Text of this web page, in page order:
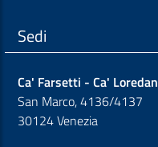
Sedi
Ca' Farsetti - Ca' Loredan
San Marco, 4136/4137
30124 Venezia